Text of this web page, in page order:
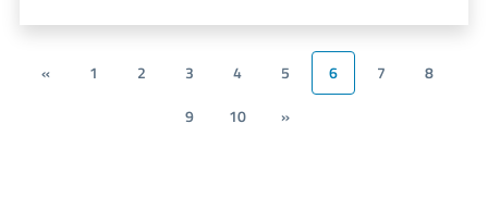
« 1 2 3 4 5 6 7
8
9
10 »